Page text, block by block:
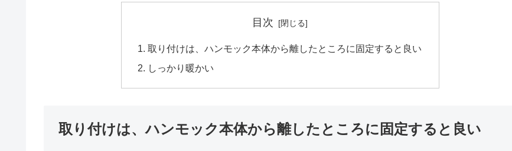
目次
取り付けは、ハンモック本体から離したところに固定すると良い
しっかり暖かい
取り付けは、ハンモック本体から離したところに固定すると良い